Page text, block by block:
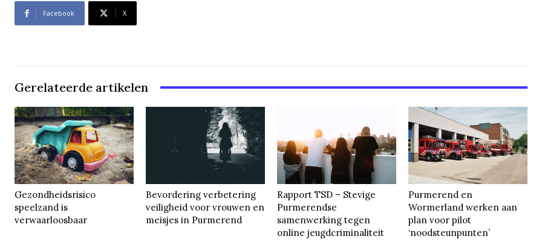
Facebook X
Gerelateerde artikelen
Gezondheidsrisico
speelzand is
verwaarloosbaar
Bevordering verbetering
veiligheid voor vrouwen en
meisjes in Purmerend
Rapport TSD – Stevige
Purmerendse
samenwerking tegen
online jeugdcriminaliteit
Purmerend en
Wormerland werken aan
plan voor pilot
‘noodsteunpunten’